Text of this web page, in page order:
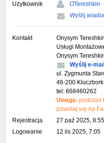
Użytkownik
OTereshkin
Wyślij
Kontakt
Onysym
Usługi
Onysym
Wyślij e-mail
ul. Zygmunta
46-200 Kluczbork
tel: 668460262
Uwaga: podczas
powołaj się na
Rejestracja
27 paź 2025, 8:55
Logowanie
12 lis 2025, 7:05